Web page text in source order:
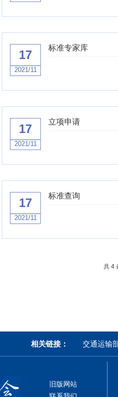
17
2021/11
标准专家库
17
2021/11
立项申请
17
2021/11
标准查询
共 4
相关链接： 交通运输
旧版网站